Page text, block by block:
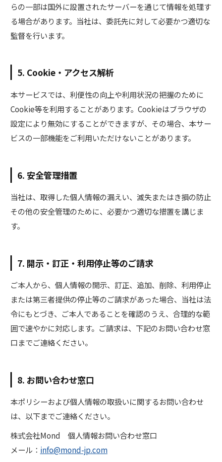
らの一部は国外に設置されたサーバーを通じて情報を処理す
る場合があります。当社は、委託先に対して必要かつ適切な
監督を行います。
5. Cookie・アクセス解析
本サービスでは、利便性の向上や利用状況の把握のために
Cookie等を利用することがあります。Cookieはブラウザの
設定により無効にすることができますが、その場合、本サー
ビスの一部機能をご利用いただけないことがあります。
6. 安全管理措置
当社は、取得した個人情報の漏えい、滅失またはき損の防止
その他の安全管理のために、必要かつ適切な措置を講じま
す。
7. 開示・訂正・利用停止等のご請求
ご本人から、個人情報の開示、訂正、追加、削除、利用停止
または第三者提供の停止等のご請求があった場合、当社は法
令にもとづき、ご本人であることを確認のうえ、合理的な範
囲で速やかに対応します。ご請求は、下記のお問い合わせ窓
口までご連絡ください。
8. お問い合わせ窓口
本ポリシーおよび個人情報の取扱いに関するお問い合わせ
は、以下までご連絡ください。
株式会社Mond 個人情報お問い合わせ窓口
メール： info@mond-jp.com